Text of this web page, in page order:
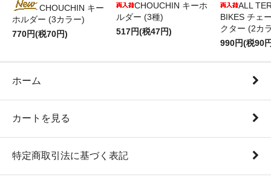
CHOUCHIN キー
ホルダー (3カラー)
770円(税70円)
CHOUCHIN キーホ
ルダー (3種)
517円(税47円)
ALL
BIKES チェ
クター (2カ
990円(税90
ホーム
カートを見る
特定商取引法に基づく表記